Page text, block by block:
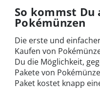
So kommst Du
Pokémünzen
Die erste und
Kaufen von
Du die Möglichkeit,
Pakete von
Paket kostet knapp